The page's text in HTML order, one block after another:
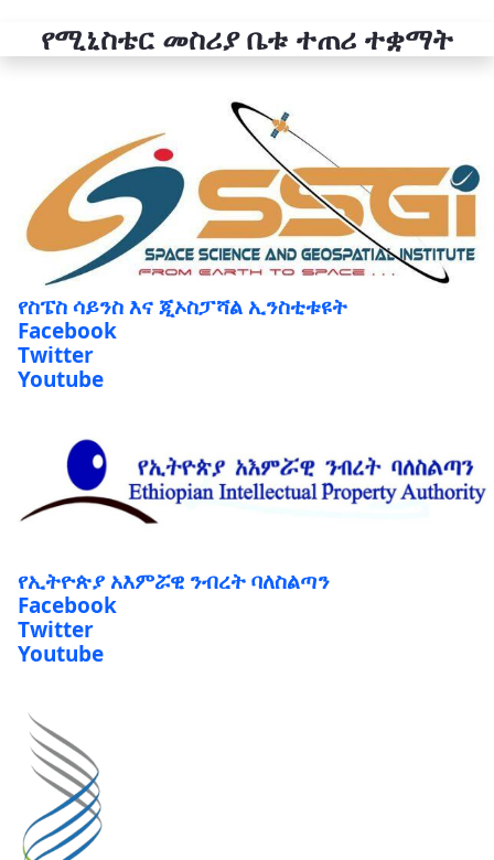
የስፔስ ሳይንስ እና ጂኦስፓሻል ኢንስቲቱዩት
Facebook
Twitter
Youtube
Facebook
Twitter
Youtube